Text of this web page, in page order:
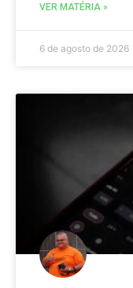
VER MATÉRIA »
6 de agosto de 2026